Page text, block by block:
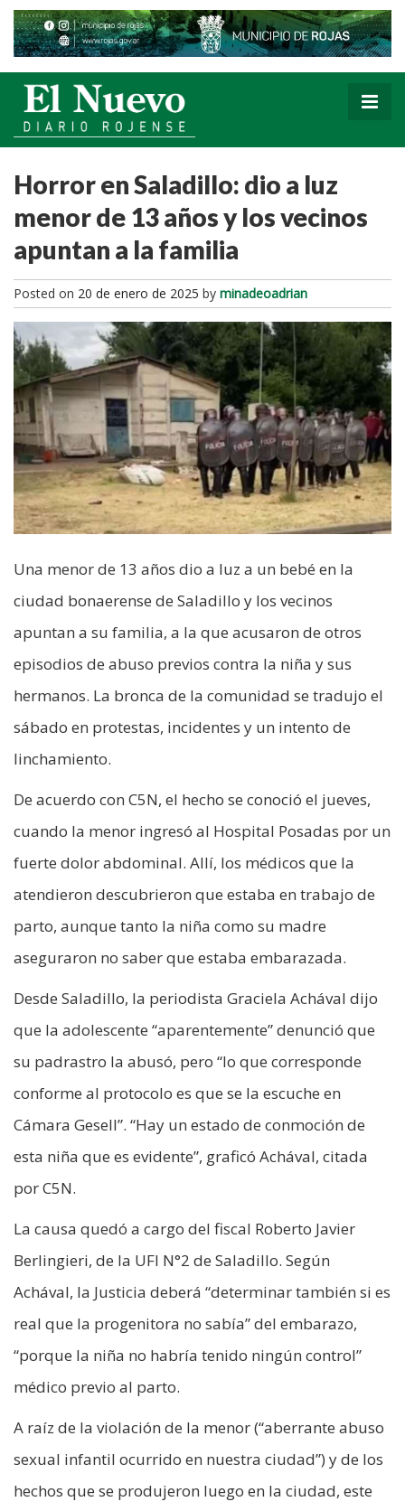
Horror en Saladillo: dio a luz
menor de 13 años y los vecinos
apuntan a la familia
Posted on 20 de enero de 2025 by minadeoadrian
Una menor de 13 años dio a luz a un bebé en la
ciudad bonaerense de Saladillo y los vecinos
apuntan a su familia, a la que acusaron de otros
episodios de abuso previos contra la niña y sus
hermanos. La bronca de la comunidad se tradujo el
sábado en protestas, incidentes y un intento de
linchamiento.
De acuerdo con C5N, el hecho se conoció el jueves,
cuando la menor ingresó al Hospital Posadas por un
fuerte dolor abdominal. Allí, los médicos que la
atendieron descubrieron que estaba en trabajo de
parto, aunque tanto la niña como su madre
aseguraron no saber que estaba embarazada.
Desde Saladillo, la periodista Graciela Achával dijo
que la adolescente “aparentemente” denunció que
su padrastro la abusó, pero “lo que corresponde
conforme al protocolo es que se la escuche en
Cámara Gesell”. “Hay un estado de conmoción de
esta niña que es evidente”, graficó Achával, citada
por C5N.
La causa quedó a cargo del fiscal Roberto Javier
Berlingieri, de la UFI N°2 de Saladillo. Según
Achával, la Justicia deberá “determinar también si es
real que la progenitora no sabía” del embarazo,
“porque la niña no habría tenido ningún control”
médico previo al parto.
A raíz de la violación de la menor (“aberrante abuso
sexual infantil ocurrido en nuestra ciudad”) y de los
hechos que se produjeron luego en la ciudad, este